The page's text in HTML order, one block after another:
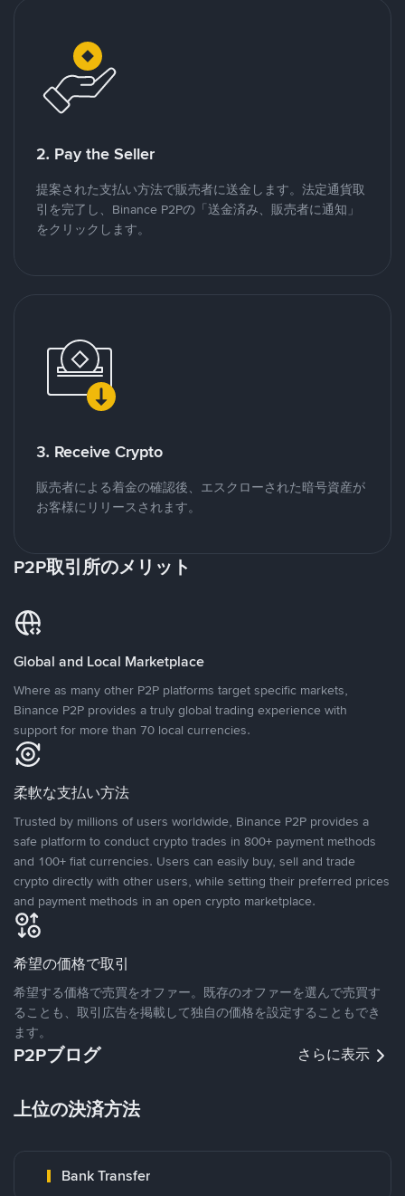
2. Pay the Seller
提案された支払い方法で販売者に送金します。法定通貨取
引を完了し、Binance P2Pの「送金済み、販売者に通知」
をクリックします。
3. Receive Crypto
販売者による着金の確認後、エスクローされた暗号資産が
お客様にリリースされます。
P2P取引所のメリット
Global and Local Marketplace
Where as many other P2P platforms target specific markets,
Binance P2P provides a truly global trading experience with
support for more than 70 local currencies.
柔軟な支払い方法
Trusted by millions of users worldwide, Binance P2P provides a
safe platform to conduct crypto trades in 800+ payment methods
and 100+ fiat currencies. Users can easily buy, sell and trade
crypto directly with other users, while setting their preferred prices
and payment methods in an open crypto marketplace.
希望の価格で取引
希望する価格で売買をオファー。既存のオファーを選んで売買す
ることも、取引広告を掲載して独自の価格を設定することもでき
ます。
P2Pブログ さらに表示
上位の決済方法
Bank Transfer